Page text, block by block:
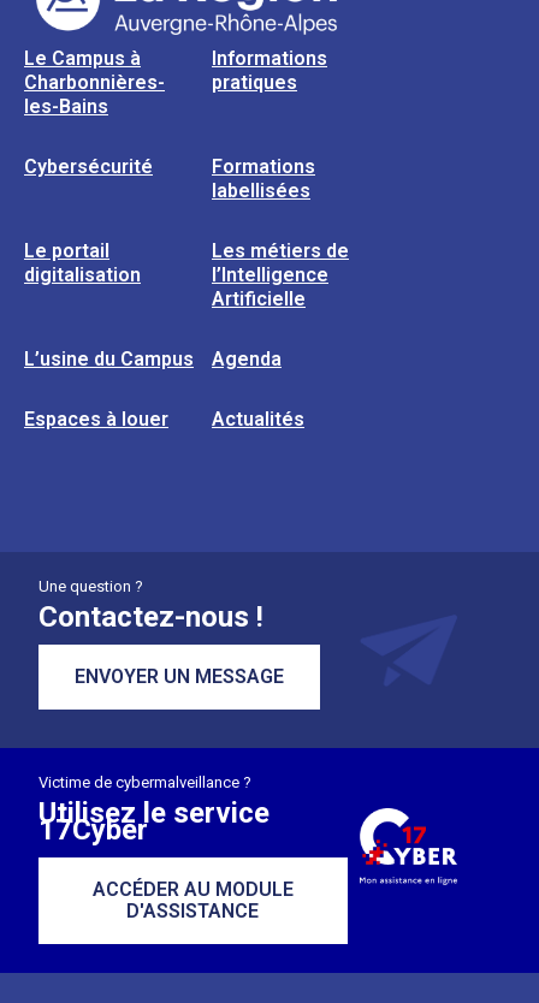
Le Campus à
Charbonnières-
les-Bains
Informations
pratiques
Cybersécurité
Formations
labellisées
Le portail
digitalisation
Les métiers de
l’Intelligence
Artificielle
L’usine du Campus Agenda
Espaces à louer Actualités
Une question ?
Contactez-nous !
ENVOYER UN MESSAGE
Victime de cybermalveillance ?
Utilisez le service
17Cyber
ACCÉDER AU MODULE
D'ASSISTANCE